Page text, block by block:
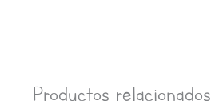
Productos relacionados